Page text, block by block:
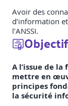
Avoir des
d’information
l’ANSSI.
A l’issue de
mettre en
principes
la sécurité